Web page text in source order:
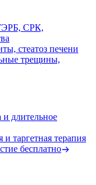
СРК,
стеатоз печени
трещины,
и длительное
и таргетная терапия
бесплатно